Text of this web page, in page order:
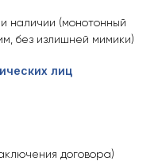
наличии (монотонный
без излишней мимики)
лиц
договора)